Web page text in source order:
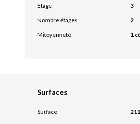
Etage
3
Nombre étages
2
Mitoyenneté
1
Surfaces
Surface